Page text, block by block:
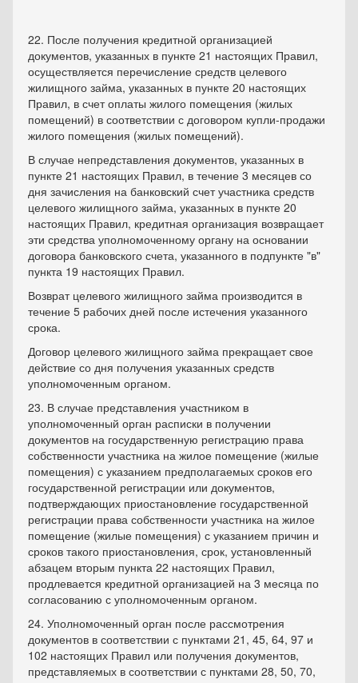
22. После получения кредитной организацией
документов, указанных в пункте 21 настоящих Правил,
осуществляется перечисление средств целевого
жилищного займа, указанных в пункте 20 настоящих
Правил, в счет оплаты жилого помещения (жилых
помещений) в соответствии с договором купли-продажи
жилого помещения (жилых помещений).
В случае непредставления документов, указанных в
пункте 21 настоящих Правил, в течение 3 месяцев со
дня зачисления на банковский счет участника средств
целевого жилищного займа, указанных в пункте 20
настоящих Правил, кредитная организация возвращает
эти средства уполномоченному органу на основании
договора банковского счета, указанного в подпункте "в"
пункта 19 настоящих Правил.
Возврат целевого жилищного займа производится в
течение 5 рабочих дней после истечения указанного
срока.
Договор целевого жилищного займа прекращает свое
действие со дня получения указанных средств
уполномоченным органом.
23. В случае представления участником в
уполномоченный орган расписки в получении
документов на государственную регистрацию права
собственности участника на жилое помещение (жилые
помещения) с указанием предполагаемых сроков его
государственной регистрации или документов,
подтверждающих приостановление государственной
регистрации права собственности участника на жилое
помещение (жилые помещения) с указанием причин и
сроков такого приостановления, срок, установленный
абзацем вторым пункта 22 настоящих Правил,
продлевается кредитной организацией на 3 месяца по
согласованию с уполномоченным органом.
24. Уполномоченный орган после рассмотрения
документов в соответствии с пунктами 21, 45, 64, 97 и
102 настоящих Правил или получения документов,
представляемых в соответствии с пунктами 28, 50, 70,